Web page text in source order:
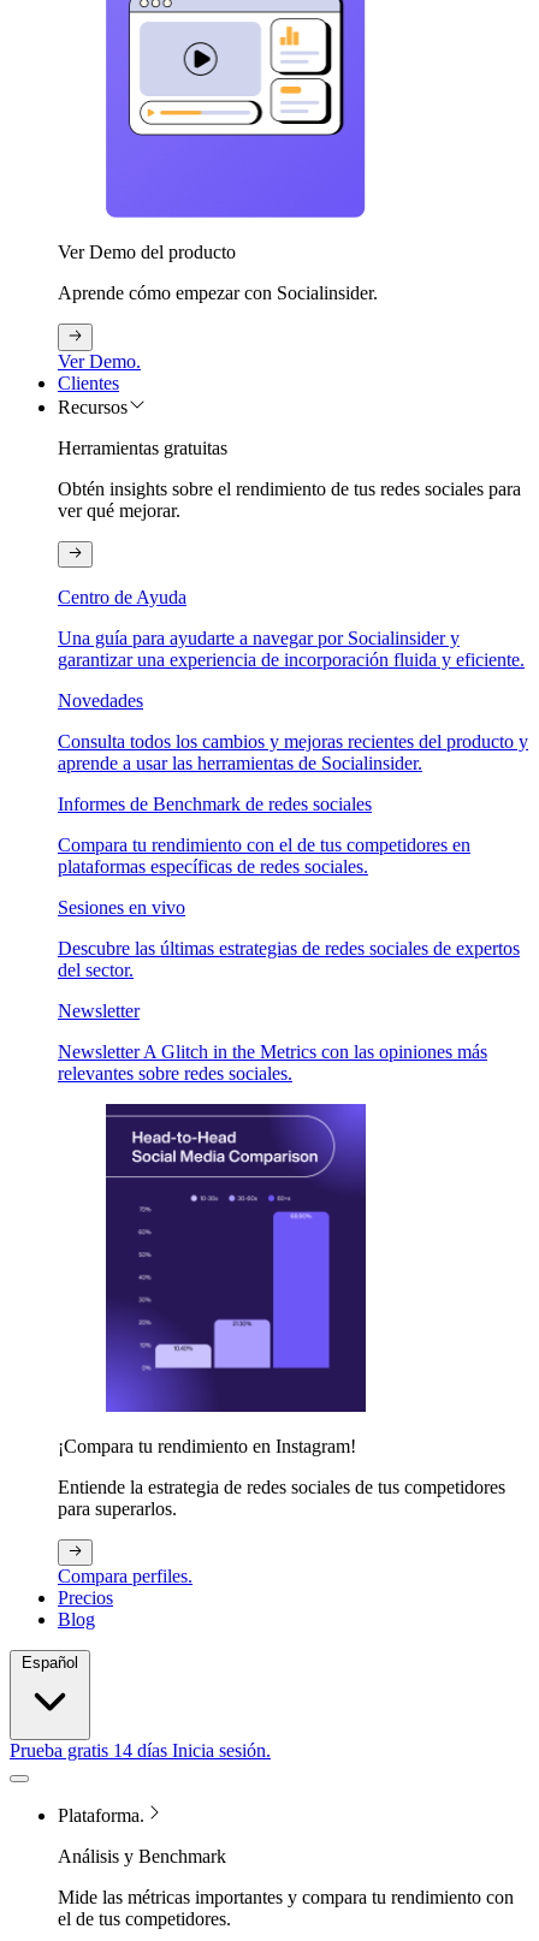
Ver Demo del producto
Aprende cómo empezar con Socialinsider.
Ver Demo.
Clientes
Recursos
Herramientas gratuitas
Obtén insights sobre el rendimiento de tus redes sociales para
ver qué mejorar.
Centro de Ayuda
Una guía para ayudarte a navegar por Socialinsider y
garantizar una experiencia de incorporación fluida y eficiente.
Novedades
Consulta todos los cambios y mejoras recientes del producto y
aprende a usar las herramientas de Socialinsider.
Informes de Benchmark de redes sociales
Compara tu rendimiento con el de tus competidores en
plataformas específicas de redes sociales.
Sesiones en vivo
Descubre las últimas estrategias de redes sociales de expertos
del sector.
Newsletter
Newsletter A Glitch in the Metrics con las opiniones más
relevantes sobre redes sociales.
¡Compara tu rendimiento en Instagram!
Entiende la estrategia de redes sociales de tus competidores
para superarlos.
Compara perfiles.
Precios
Blog
Prueba gratis 14 días Inicia sesión.
Plataforma.
Análisis y Benchmark
Mide las métricas importantes y compara tu rendimiento con
el de tus competidores.